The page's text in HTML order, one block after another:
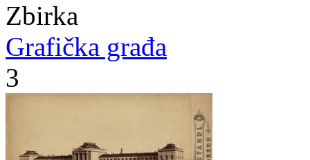
Zbirka
Grafička građa
3